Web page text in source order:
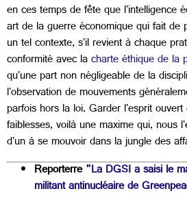
en ces temps de fête que l'intelligence
art de la guerre économique qui fait de
un tel contexte, s'il revient à chaque
conformité avec lacharte éthique de la
qu'une part non négligeable de la
l'observation de mouvements
parfois hors la loi. Garder l'esprit
faiblesses, voilà une maxime qui, nous
d'un à se mouvoir dans la jungle des
Reporterre "La DGSI a saisi le
militant antinucléaire de